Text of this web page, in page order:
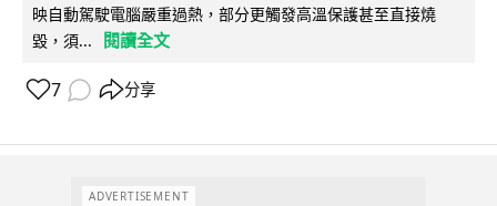
映自動駕駛電腦嚴重過熱，部分更觸發高溫保護甚至直接燒
毀，須...
閱讀全文
7 分享
ADVERTISEMENT